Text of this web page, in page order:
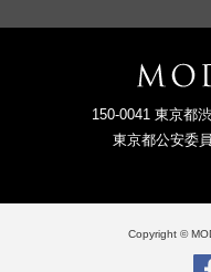
150-0041 東京都
東京都公安委
Copyright ©